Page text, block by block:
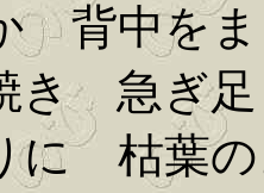
背中を
き 急ぎ足
に 枯葉の